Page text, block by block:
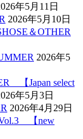
年5月11日
2026年5月10日
＆OTHER
2026年5
【Japan select
年5月3日
2026年4月29日
【new